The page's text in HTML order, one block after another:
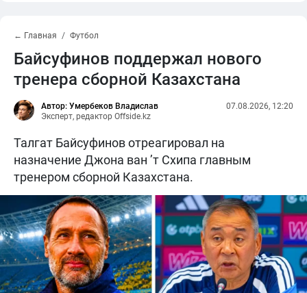
← Главная Футбол
Байсуфинов поддержал нового
тренера сборной Казахстана
Автор: Умербеков Владислав
Эксперт, редактор Offside.kz
07.08.2026, 12:20
Талгат Байсуфинов отреагировал на
назначение Джона ван ’т Схипа главным
тренером сборной Казахстана.